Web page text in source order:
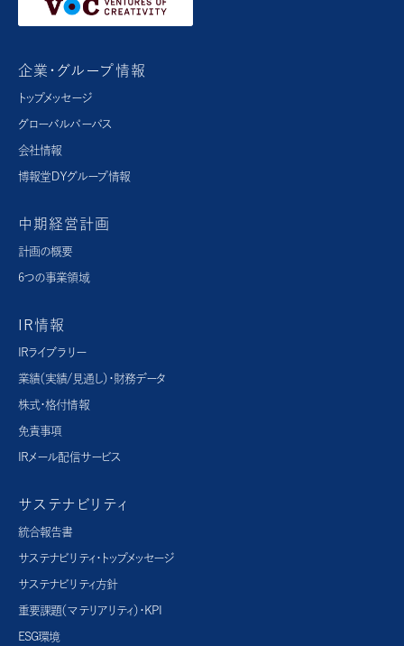
企業・グループ情報
トップメッセージ
グローバルパーパス​
会社情報
博報堂ＤＹグループ情報
中期経営計画
計画の概要
6つの事業領域
IR情報
IRライブラリー
業績（実績/見通し）・財務データ
株式・格付情報
免責事項
IRメール配信サービス
サステナビリティ
統合報告書
サステナビリティ・トップメッセージ
サステナビリティ方針
重要課題（マテリアリティ）・KPI
ESG環境